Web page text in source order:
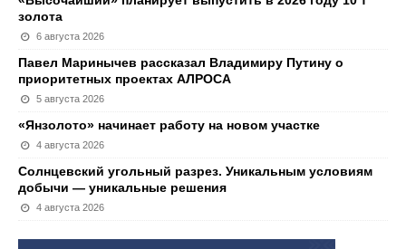
золота
6 августа 2026
Павел Маринычев рассказал Владимиру Путину о
приоритетных проектах АЛРОСА
5 августа 2026
«Янзолото» начинает работу на новом участке
4 августа 2026
Солнцевский угольный разрез. Уникальным условиям
добычи — уникальные решения
4 августа 2026